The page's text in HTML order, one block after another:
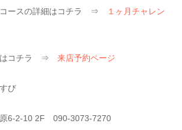
コースの詳細はコチラ ⇒
１ヶ月チャレン
はコチラ ⇒来店予約ページ
び
6-2-10 2F 090-3073-7270